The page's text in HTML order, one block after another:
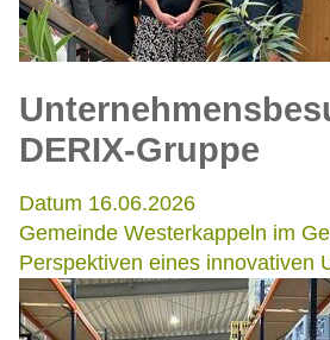
DERIX-Gruppe
Datum 16.06.2026
Gemeinde Westerkappeln im
Perspektiven eines innovativen